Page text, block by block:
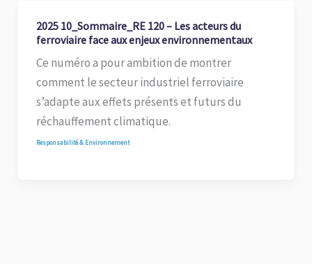
2025 10_Sommaire_RE 120 – Les acteurs du
ferroviaire face aux enjeux environnementaux
Ce numéro a pour ambition de montrer
comment le secteur industriel ferroviaire
s’adapte aux effets présents et futurs du
réchauffement climatique.
Responsabilité & Environnement